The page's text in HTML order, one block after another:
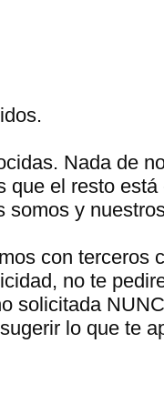
Nada de
que el resto está
y
con terceros
no te
solicitada
lo que te